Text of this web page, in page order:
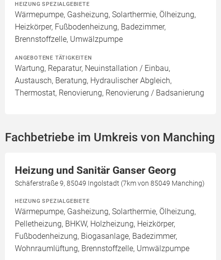
HEIZUNG SPEZIALGEBIETE
Wärmepumpe, Gasheizung, Solarthermie, Ölheizung,
Heizkörper, Fußbodenheizung, Badezimmer,
Brennstoffzelle, Umwälzpumpe
ANGEBOTENE TÄTIGKEITEN
Wartung, Reparatur, Neuinstallation / Einbau,
Austausch, Beratung, Hydraulischer Abgleich,
Thermostat, Renovierung, Renovierung / Badsanierung
Fachbetriebe im Umkreis von Manching
Heizung und Sanitär Ganser Georg
Schäferstraße 9, 85049 Ingolstadt (7km von 85049 Manching)
HEIZUNG SPEZIALGEBIETE
Wärmepumpe, Gasheizung, Solarthermie, Ölheizung,
Pelletheizung, BHKW, Holzheizung, Heizkörper,
Fußbodenheizung, Biogasanlage, Badezimmer,
Wohnraumlüftung, Brennstoffzelle, Umwälzpumpe